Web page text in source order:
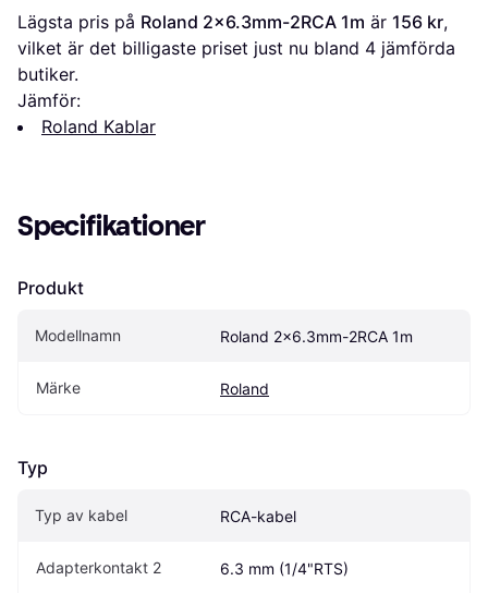
Lägsta pris på Roland 2x6.3mm-2RCA 1m är 156 kr,
vilket är det billigaste priset just nu bland 4 jämförda
butiker.
Jämför:
Roland Kablar
Specifikationer
Produkt
Modellnamn Roland 2x6.3mm-2RCA 1m
Märke Roland
Typ
Typ av kabel RCA-kabel
Adapterkontakt 2 6.3 mm (1/4"RTS)